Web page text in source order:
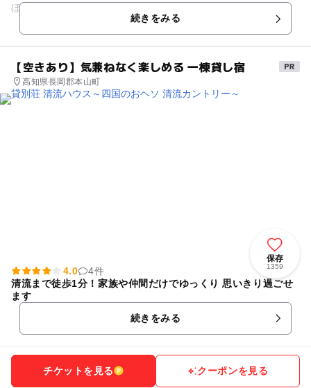
ぼう！テーマは みんな大好き「お弁当」♪...
続きをみる
【空きあり】気兼ねなく楽しめる 一棟貸し宿
高知県長岡郡本山町
保存
1359
4.0
4件
清流まで徒歩1分！家族や仲間だけでゆっくり 思いきり過ごせ
ます
続きをみる
チケットを見る クーポンを見る